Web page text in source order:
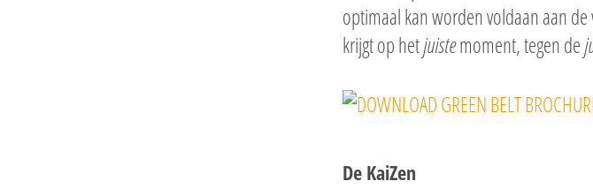
optimaal kan worden voldaan aan
krijgt op hetjuistemoment, tegen de
De KaiZen